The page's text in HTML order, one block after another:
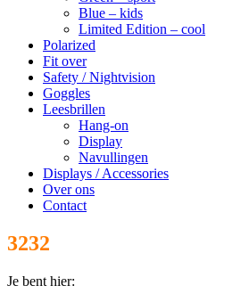
Blue – kids
Limited Edition – cool
Polarized
Fit over
Safety / Nightvision
Goggles
Leesbrillen
Hang-on
Display
Navullingen
Displays / Accessories
Over ons
Contact
3232
Je bent hier: